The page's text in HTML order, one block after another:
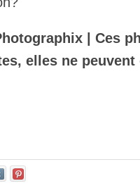
| Ces
elles ne